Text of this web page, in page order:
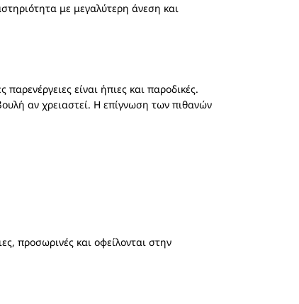
με μεγαλύτερη άνεση και
είναι ήπιες και παροδικές.
αν χρειαστεί. Η επίγνωση των πιθανών
προσωρινές και οφείλονται στην